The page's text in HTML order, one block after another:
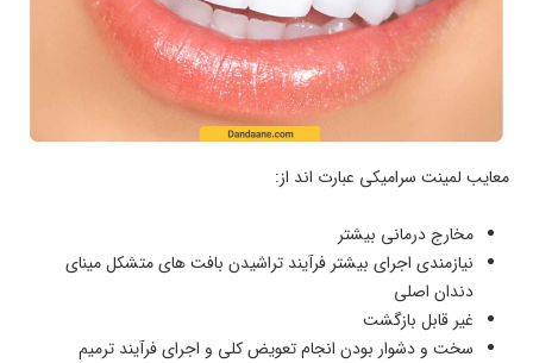
معایب لمینت سرامیکی عبارت اند از:
مخارج درمانی بیشتر
نیازمندی اجرای بیشتر فرآیند تراشیدن بافت های متشکل مینای
دندان اصلی
غیر قابل بازگشت
سخت و دشوار بودن انجام تعویض کلی و اجرای فرآیند ترمیم